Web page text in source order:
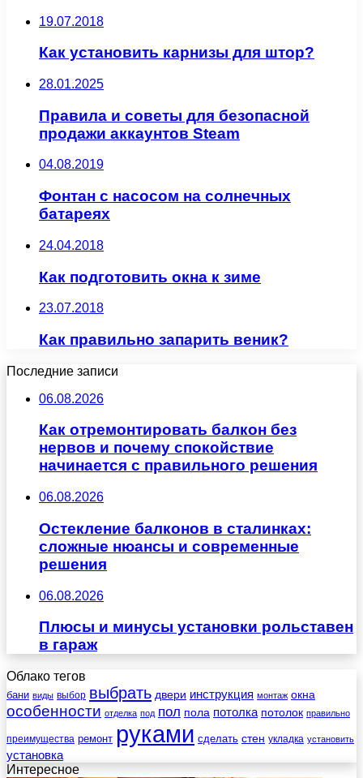
19.07.2018
Как установить карнизы для штор?
28.01.2025
Правила и советы для безопасной
продажи аккаунтов Steam
04.08.2019
Фонтан с насосом на солнечных
батареях
24.04.2018
Как подготовить окна к зиме
23.07.2018
Как правильно запарить веник?
Последние записи
06.08.2026
Как отремонтировать балкон без
нервов и почему спокойствие
начинается с правильного решения
06.08.2026
Остекление балконов в сталинках:
сложные нюансы и современные
решения
06.08.2026
Плюсы и минусы установки рольставен
в гараж
Облако тегов
бани виды выбор выбрать двери инструкция монтаж окна
особенности отделка под пол пола потолка потолок правильно
преимущества ремонт руками сделать стен укладка установить
установка
Интересное